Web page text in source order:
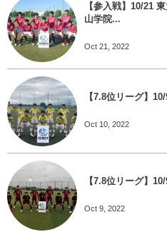
【参入戦】10/21
山学院...
Oct 21, 2022
【7.8位リーグ】
Oct 10, 2022
【7.8位リーグ】
Oct 9, 2022